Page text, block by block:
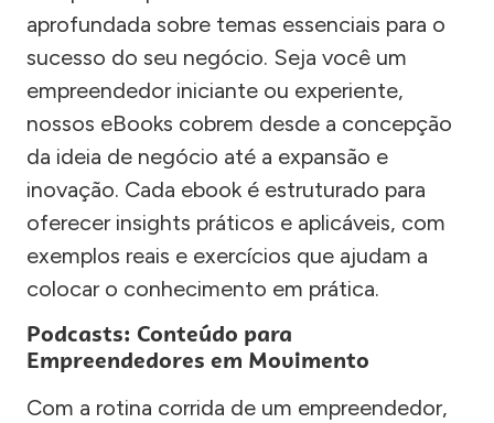
aprofundada sobre temas essenciais para o
sucesso do seu negócio. Seja você um
empreendedor iniciante ou experiente,
nossos eBooks cobrem desde a concepção
da ideia de negócio até a expansão e
inovação. Cada ebook é estruturado para
oferecer insights práticos e aplicáveis, com
exemplos reais e exercícios que ajudam a
colocar o conhecimento em prática.
Podcasts: Conteúdo para
Empreendedores em Movimento
Com a rotina corrida de um empreendedor,